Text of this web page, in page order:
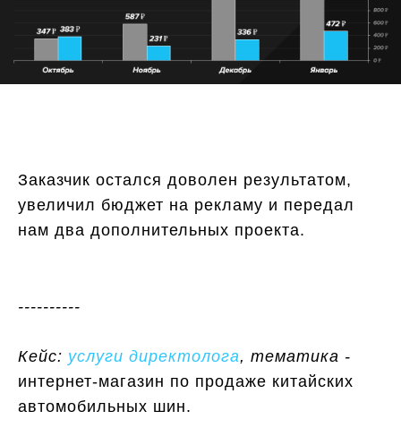
Заказчик остался доволен результатом,
увеличил бюджет на рекламу и передал
нам два дополнительных проекта.
----------
Кейс: услуги директолога, тематика -
интернет-магазин по продаже китайских
автомобильных шин.